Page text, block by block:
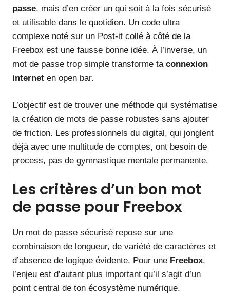
passe, mais d’en créer un qui soit à la fois sécurisé
et utilisable dans le quotidien. Un code ultra
complexe noté sur un Post-it collé à côté de la
Freebox est une fausse bonne idée. À l’inverse, un
mot de passe trop simple transforme ta connexion
internet en open bar.
L’objectif est de trouver une méthode qui systématise
la création de mots de passe robustes sans ajouter
de friction. Les professionnels du digital, qui jonglent
déjà avec une multitude de comptes, ont besoin de
process, pas de gymnastique mentale permanente.
Les critères d’un bon mot
de passe pour Freebox
Un mot de passe sécurisé repose sur une
combinaison de longueur, de variété de caractères et
d’absence de logique évidente. Pour une Freebox,
l’enjeu est d’autant plus important qu’il s’agit d’un
point central de ton écosystème numérique.